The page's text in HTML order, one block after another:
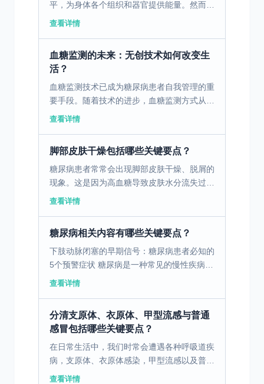
平，为身体各个组织和器官提供能量。然而，
当患上糖尿病后，血糖持续处于较高水平，这
查看详情
血糖监测的未来：无创技术如何改变生
活？
血糖监测技术已成为糖尿病患者自我管理的重
要手段。随着技术的进步，血糖监测方式从传
统指尖采血逐渐向无创传感器演变。 一、指
查看详情
脚部皮肤干燥包括哪些关键要点？
糖尿病患者常常会出现脚部皮肤干燥、脱屑的
现象。这是因为高血糖导致皮肤水分流失过
快，皮肤屏障功能下降，容易受到外界刺激和
查看详情
糖尿病相关内容有哪些关键要点？
下肢动脉闭塞的早期信号：糖尿病患者必知的
5个预警症状 糖尿病是一种常见的慢性疾病，
其并发症之一就是下肢动脉闭塞。下肢动脉闭
查看详情
分清支原体、衣原体、甲型流感与普通
感冒包括哪些关键要点？
在日常生活中，我们时常会遭遇各种呼吸道疾
病，支原体、衣原体感染，甲型流感以及普通
感冒便是其中较为常见的类型。尽管它们都可
查看详情